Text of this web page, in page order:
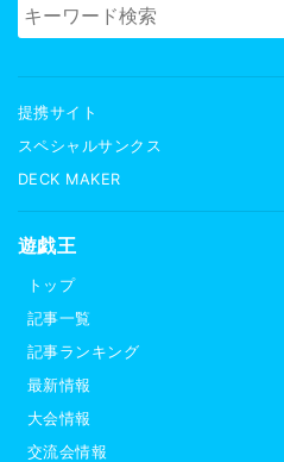
提携サイト
スペシャルサンクス
DECK MAKER
遊戯王
トップ
記事一覧
記事ランキング
最新情報
大会情報
交流会情報